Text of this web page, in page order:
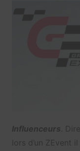
Influenceurs .
lors d’un ZEvent